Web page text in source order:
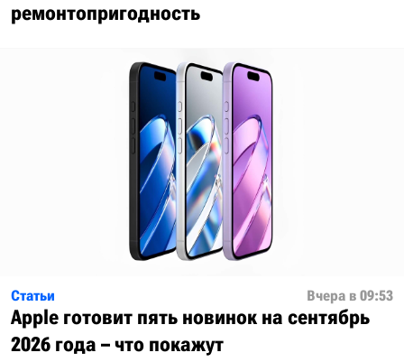
ремонтопригодность
Статьи Вчера в 09:53
Apple готовит пять новинок на сентябрь
2026 года – что покажут